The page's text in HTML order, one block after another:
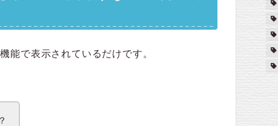
能で表示されているだけです。